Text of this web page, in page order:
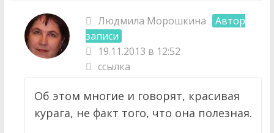
Людмила Морошкина
Автор
записи
19.11.2013 в 12:52
ссылка
Об этом многие и говорят, красивая
курага, не факт того, что она полезная.